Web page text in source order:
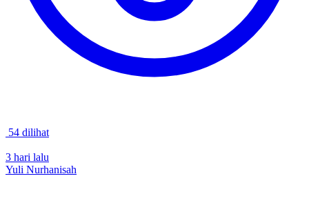
54 dilihat
3 hari lalu
Yuli Nurhanisah